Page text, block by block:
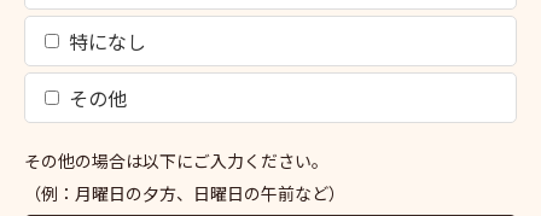
特になし
その他
その他の場合は以下にご入力ください。
（例：月曜日の夕方、日曜日の午前など）